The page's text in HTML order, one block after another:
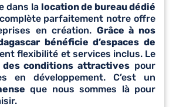
dans la location de bureau dédié
parfaitement notre offre
en création. Grâce à nos
bénéficie d’espaces de
flexibilité et services inclus. Le
des conditions attractives pour
en développement. C’est un
que nous sommes là pour